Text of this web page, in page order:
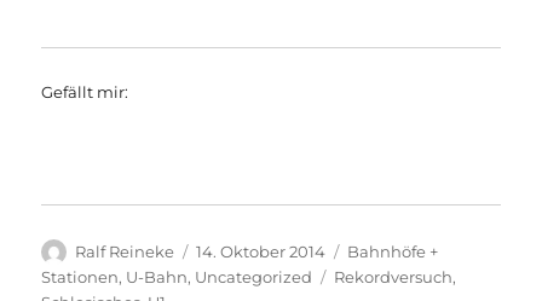
Gefällt mir:
Autor
Ralf Reineke
Veröffentlicht
am
14. Oktober 2014 Kategorien
Bahnhöfe +
Stationen, U-Bahn, Uncategorized Schlagwörter
Rekordversuch,